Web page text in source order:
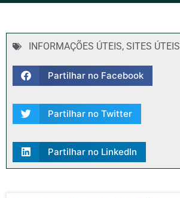
INFORMAÇÕES ÚTEIS, SITES ÚTEIS
Partilhar no Facebook
Partilhar no Twitter
Partilhar no LinkedIn